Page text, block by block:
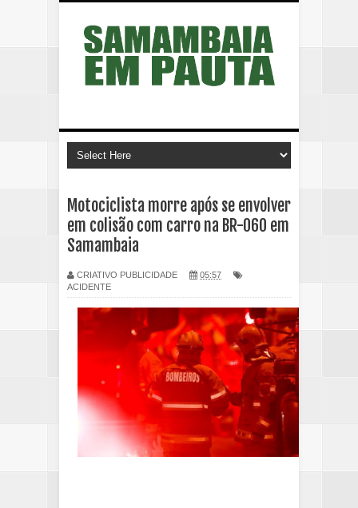
Motociclista morre após se envolver
em colisão com carro na BR-060 em
Samambaia
CRIATIVO PUBLICIDADE
05:57
ACIDENTE